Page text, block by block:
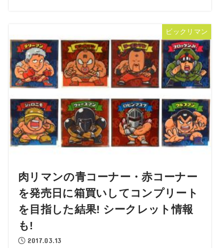
ビックリマン
肉リマンの青コーナー・赤コーナー
を発売日に箱買いしてコンプリート
を目指した結果! シークレット情報
も!
2017.03.13